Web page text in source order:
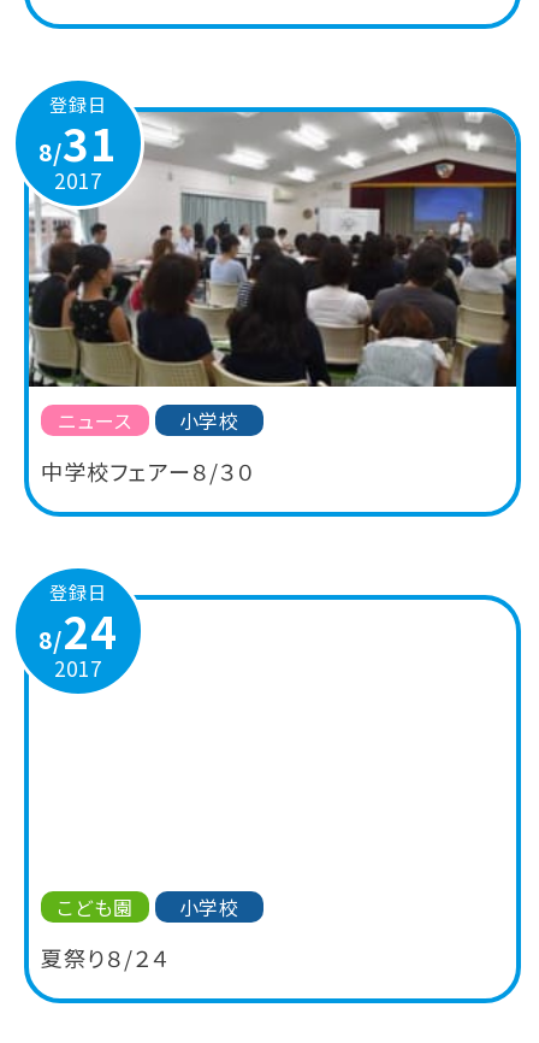
登録日
8/31
2017
ニュース 小学校
中学校フェアー８/３０
登録日
8/24
2017
こども園 小学校
夏祭り８/２４